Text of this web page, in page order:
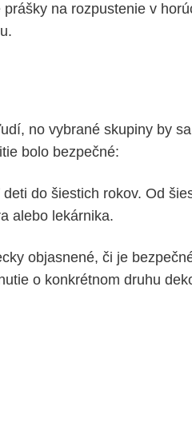
na rozpustenie v
no vybrané skupiny by
bolo bezpečné:
do šiestich rokov. Od
alebo lekárnika.
objasnené, či je
o konkrétnom druhu